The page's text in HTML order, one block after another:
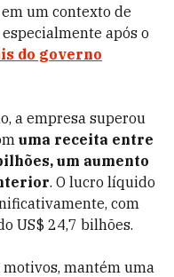
um contexto de
após o
do governo
a empresa superou
uma receita entre
um aumento
. O lucro líquido
com
US$ 24,7 bilhões.
motivos, mantém uma